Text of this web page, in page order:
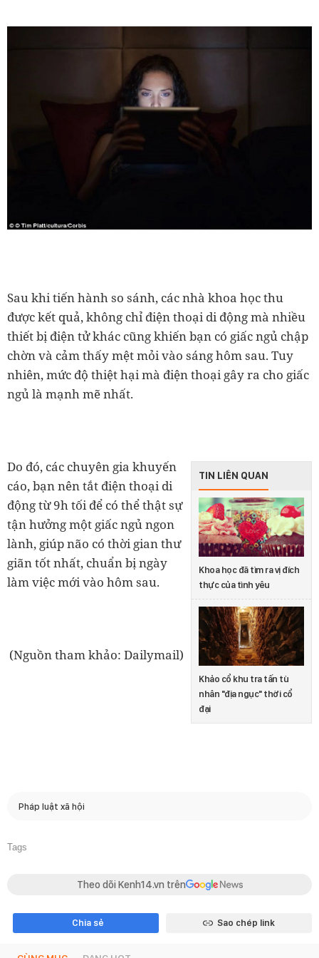
Sau khi tiến hành so sánh, các nhà khoa học thu
được kết quả, không chỉ điện thoại di động mà nhiều
thiết bị điện tử khác cũng khiến bạn có giấc ngủ chập
chờn và cảm thấy mệt mỏi vào sáng hôm sau. Tuy
nhiên, mức độ thiệt hại mà điện thoại gây ra cho giấc
ngủ là mạnh mẽ nhất.
TIN LIÊN QUAN
Khoa học đã tìm ra vị đích
thực của tình yêu
Khảo cổ khu tra tấn tù
nhân "địa ngục" thời cổ
đại
Do đó, các chuyên gia khuyến
cáo, bạn nên tắt điện thoại di
động từ 9h tối để có thể thật sự
tận hưởng một giấc ngủ ngon
lành, giúp não có thời gian thư
giãn tốt nhất, chuẩn bị ngày
làm việc mới vào hôm sau.
(Nguồn tham khảo: Dailymail)
Pháp luật xã hội
Tags
Theo dõi Kenh14.vn trên
Chia sẻ Sao chép link